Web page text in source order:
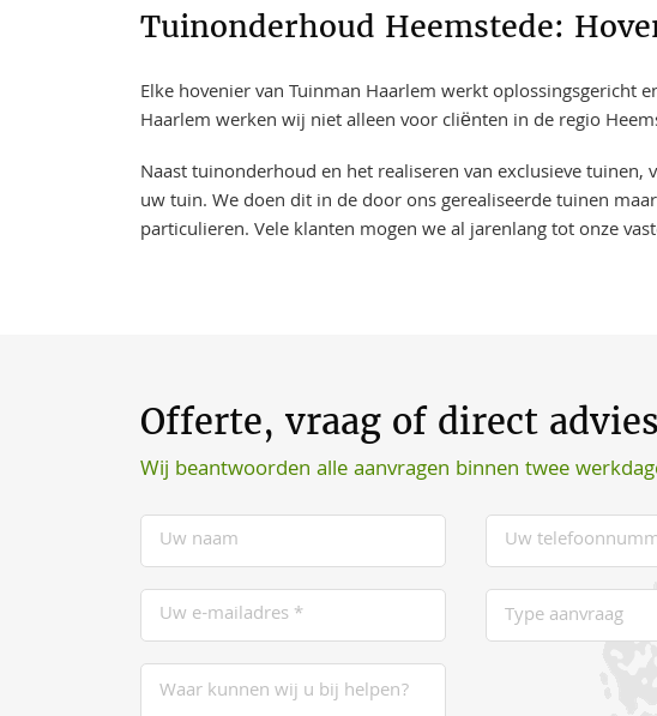
Tuinonderhoud Heemstede:
Elke hovenier van Tuinman Haarlem werkt oplossingsgericht
Haarlem werken wij niet alleen voor cliënten in de regio
Naast tuinonderhoud en het realiseren van exclusieve
uw tuin. We doen dit in de door ons gerealiseerde tuinen
particulieren. Vele klanten mogen we al jarenlang tot onze
Offerte, vraag of direct
Wij beantwoorden alle aanvragen binnen twee